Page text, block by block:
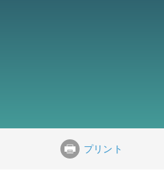
プリント